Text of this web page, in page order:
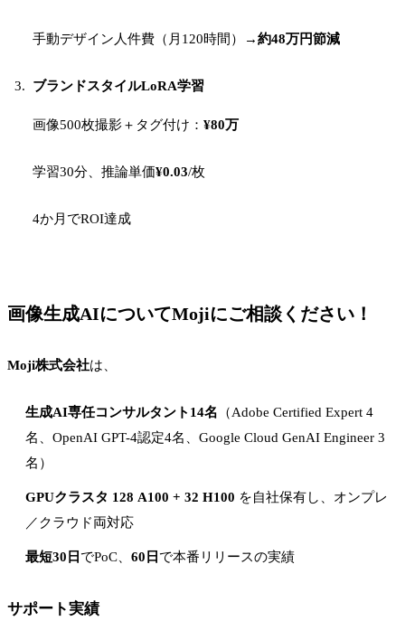
手動デザイン人件費（月120時間）→約48万円節減
ブランドスタイルLoRA学習
画像500枚撮影＋タグ付け： ¥80万
学習30分、推論単価¥0.03/枚
4か月でROI達成
画像生成AIについてMojiにご相談ください！
Moji株式会社は、
生成AI専任コンサルタント14名 （Adobe Certified Expert 4
名、OpenAI GPT-4認定4名、Google Cloud GenAI Engineer 3
名）
GPUクラスタ 128 A100 + 32 H100 を自社保有し、オンプレ
／クラウド両対応
最短30日 でPoC、 60日 で本番リリースの実績
サポート実績